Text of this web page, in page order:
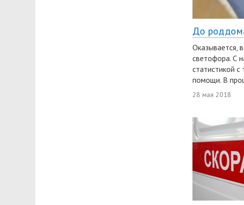
До
Оказывается,
светофора. С
статистикой
помощи. В
28 мая 2018